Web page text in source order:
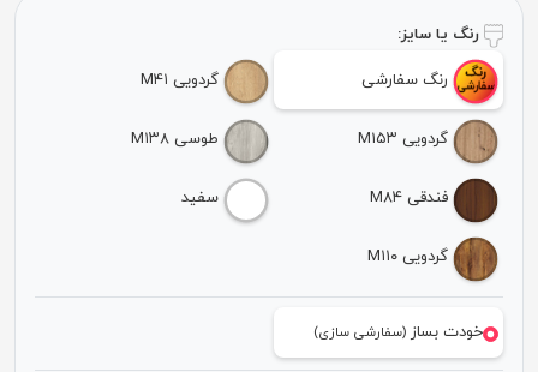
رنگ یا سایز:
رنگ سفارشی گردویی M۴۱
گردویی M۱۵۳ طوسی M۱۳۸
فندقی M۸۴ سفید
گردویی M۱۱۰
خودت بساز(سفارشی سازی)